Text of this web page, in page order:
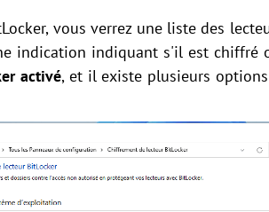
vous verrez une liste des
indication indiquant s'il est chiffré
activé, et il existe plusieurs